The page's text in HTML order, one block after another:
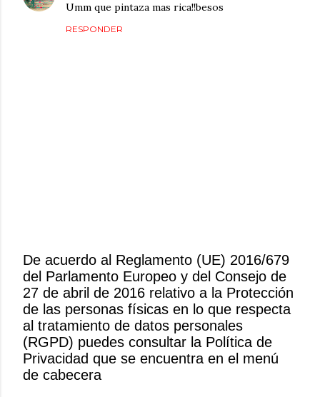
Umm que pintaza mas rica!!besos
RESPONDER
P
u
b
l
i
c
a
De acuerdo al Reglamento (UE) 2016/679
del Parlamento Europeo y del Consejo de
27 de abril de 2016 relativo a la Protección
de las personas físicas en lo que respecta
al tratamiento de datos personales
(RGPD) puedes consultar la Política de
Privacidad que se encuentra en el menú
de cabecera